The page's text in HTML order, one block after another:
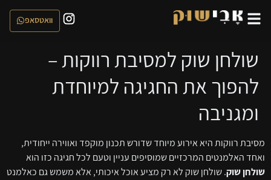
וואטסאפ
שולחן שוק למסיבת רווקות –
להפוך את החגיגה למיוחדת
ומגניבה
מסיבת רווקות היא אירוע מיוחד שדורש תכנון מוקפד ואווירה ייחודית,
ואחד האלמנטים המרכזיים שמוסיפים עניין וטעם לכל חגיגה כזו הוא
שולחן שוק. שולחן שוק לא רק מציע אוכל איכותי, אלא משמש גם כאלמנט